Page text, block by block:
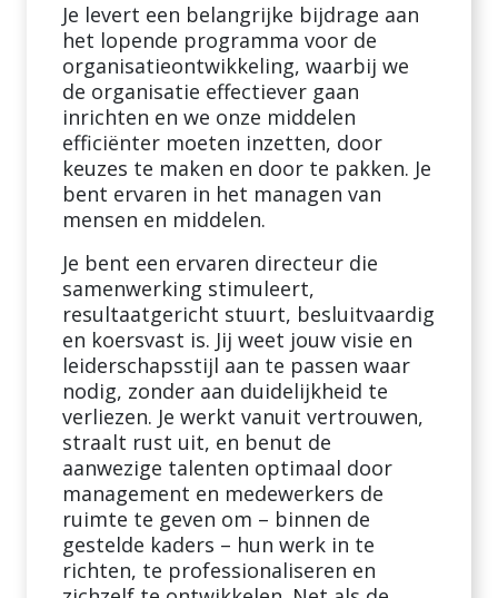
Je levert een belangrijke bijdrage aan
het lopende programma voor de
organisatieontwikkeling, waarbij we
de organisatie effectiever gaan
inrichten en we onze middelen
efficiënter moeten inzetten, door
keuzes te maken en door te pakken. Je
bent ervaren in het managen van
mensen en middelen.
Je bent een ervaren directeur die
samenwerking stimuleert,
resultaatgericht stuurt, besluitvaardig
en koersvast is. Jij weet jouw visie en
leiderschapsstijl aan te passen waar
nodig, zonder aan duidelijkheid te
verliezen. Je werkt vanuit vertrouwen,
straalt rust uit, en benut de
aanwezige talenten optimaal door
management en medewerkers de
ruimte te geven om – binnen de
gestelde kaders – hun werk in te
richten, te professionaliseren en